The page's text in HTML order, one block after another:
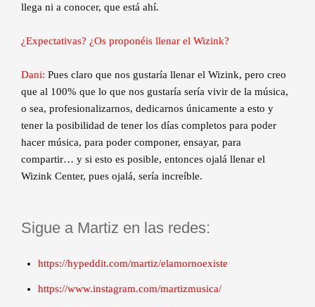
llega ni a conocer, que está ahí.
¿Expectativas? ¿Os proponéis llenar el Wizink?
Dani: Pues claro que nos gustaría llenar el Wizink, pero creo
que al 100% que lo que nos gustaría sería vivir de la música,
o sea, profesionalizarnos, dedicarnos únicamente a esto y
tener la posibilidad de tener los días completos para poder
hacer música, para poder componer, ensayar, para
compartir… y si esto es posible, entonces ojalá llenar el
Wizink Center, pues ojalá, sería increíble.
Sigue a Martiz en las redes:
https://hypeddit.com/martiz/elamornoexiste
https://www.instagram.com/martizmusica/